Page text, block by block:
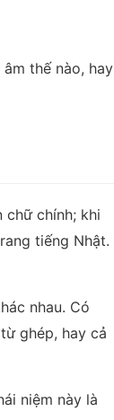
thế nào, hay
chính; khi
tiếng Nhật.
nhau. Có
ghép, hay cả
niệm này là